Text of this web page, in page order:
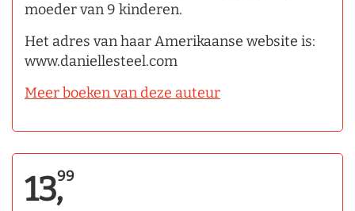
moeder van 9 kinderen.
Het adres van haar Amerikaanse website is:
www.daniellesteel.com
Meer boeken van deze auteur
13,99